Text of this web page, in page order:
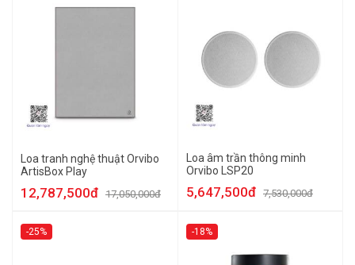
Loa tranh nghệ thuật Orvibo
ArtisBox Play
12,787,500đ 17,050,000đ
Loa âm trần thông minh
Orvibo LSP20
5,647,500đ 7,530,000đ
-25% -18%